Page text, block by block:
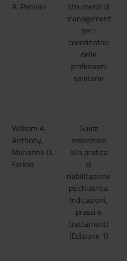
A. Pennini
Strumenti di
management
per i
coordinatori
delle
professioni
sanitarie
William A.
Anthony,
Marianne D.
Farkas
Guida
essenziale
alla pratica
di
riabilitazione
psichiatrica.
Indicazioni,
prassi e
trattamenti
(Edizione 1)